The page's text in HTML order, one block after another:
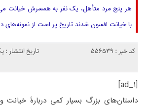
هر پنج مرد متأهل، یک نفر به همسرش خیانت
با خیانت افسون شدند تاریخ پر است از نمونه‌های
کد خبر : 556539
[ad_1]
داستان‌های بزرگ بسیار کمی دربارهٔ خیانت و